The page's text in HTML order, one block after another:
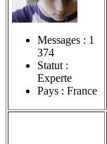
Messages : 1
374
Statut :
Experte
Pays : France